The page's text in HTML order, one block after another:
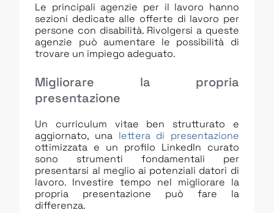
Le principali agenzie per il lavoro hanno
sezioni dedicate alle offerte di lavoro per
persone con disabilità. Rivolgersi a queste
agenzie può aumentare le possibilità di
trovare un impiego adeguato.
Migliorare la propria
presentazione
Un curriculum vitae ben strutturato e
aggiornato, una lettera di presentazione
ottimizzata e un profilo LinkedIn curato
sono strumenti fondamentali per
presentarsi al meglio ai potenziali datori di
lavoro. Investire tempo nel migliorare la
propria presentazione può fare la
differenza.